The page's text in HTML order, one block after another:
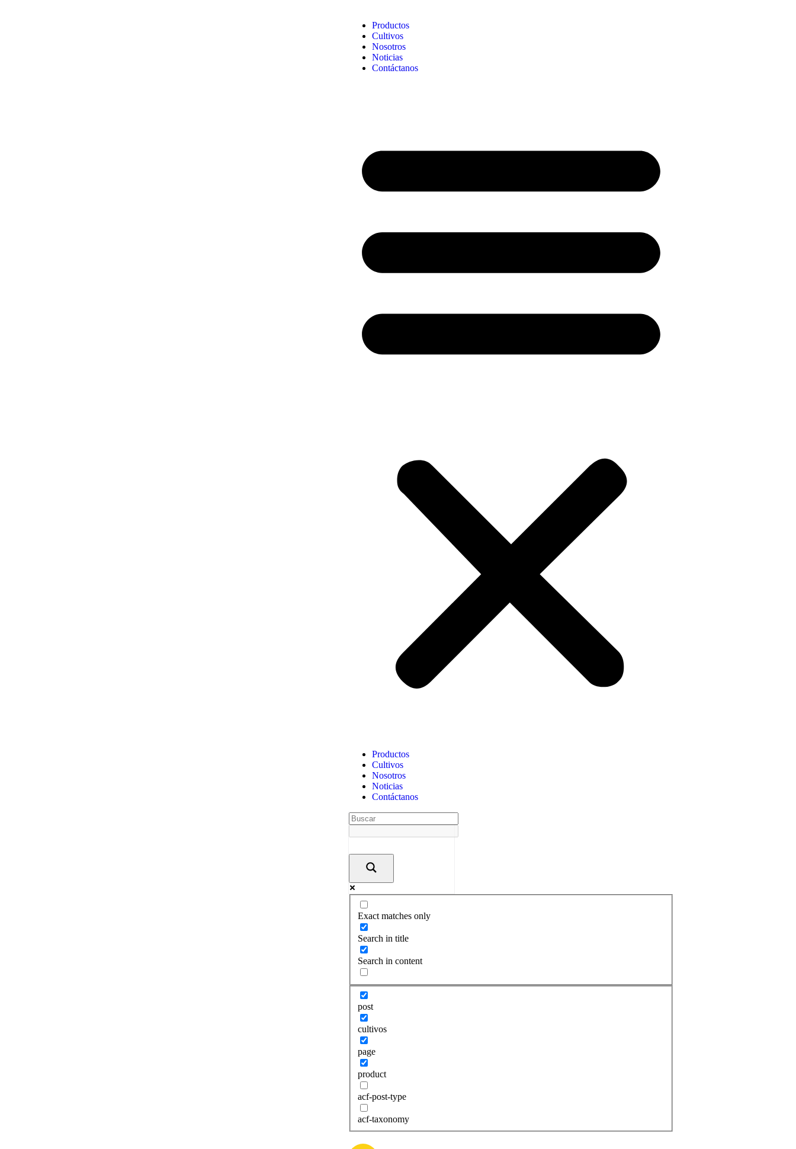
Productos
Cultivos
Nosotros
Noticias
Contáctanos
Productos
Cultivos
Nosotros
Noticias
Contáctanos
Exact matches only
Search in title
Search in content
post
cultivos
page
product
acf-post-type
acf-taxonomy